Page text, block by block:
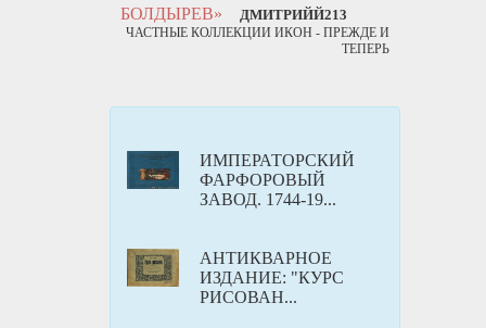
БОЛДЫРЕВ»
ДМИТРИЙЙ213
ЧАСТНЫЕ КОЛЛЕКЦИИ ИКОН - ПРЕЖДЕ И
ТЕПЕРЬ
ИМПЕРАТОРСКИЙ
ФАРФОРОВЫЙ
ЗАВОД. 1744-19...
АНТИКВАРНOЕ
ИЗДАНИЕ: "КУРС
РИСОВАН...